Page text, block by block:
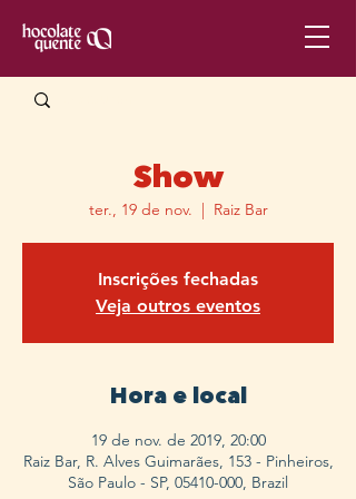
Show
ter., 19 de nov.
  |
Raiz Bar
Inscrições fechadas
Veja outros eventos
Hora e local
19 de nov. de 2019, 20:00
Raiz Bar, R. Alves Guimarães, 153 - Pinheiros,
São Paulo - SP, 05410-000, Brazil